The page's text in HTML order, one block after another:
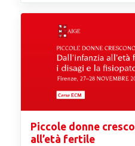
Piccole donne
all’età fertile